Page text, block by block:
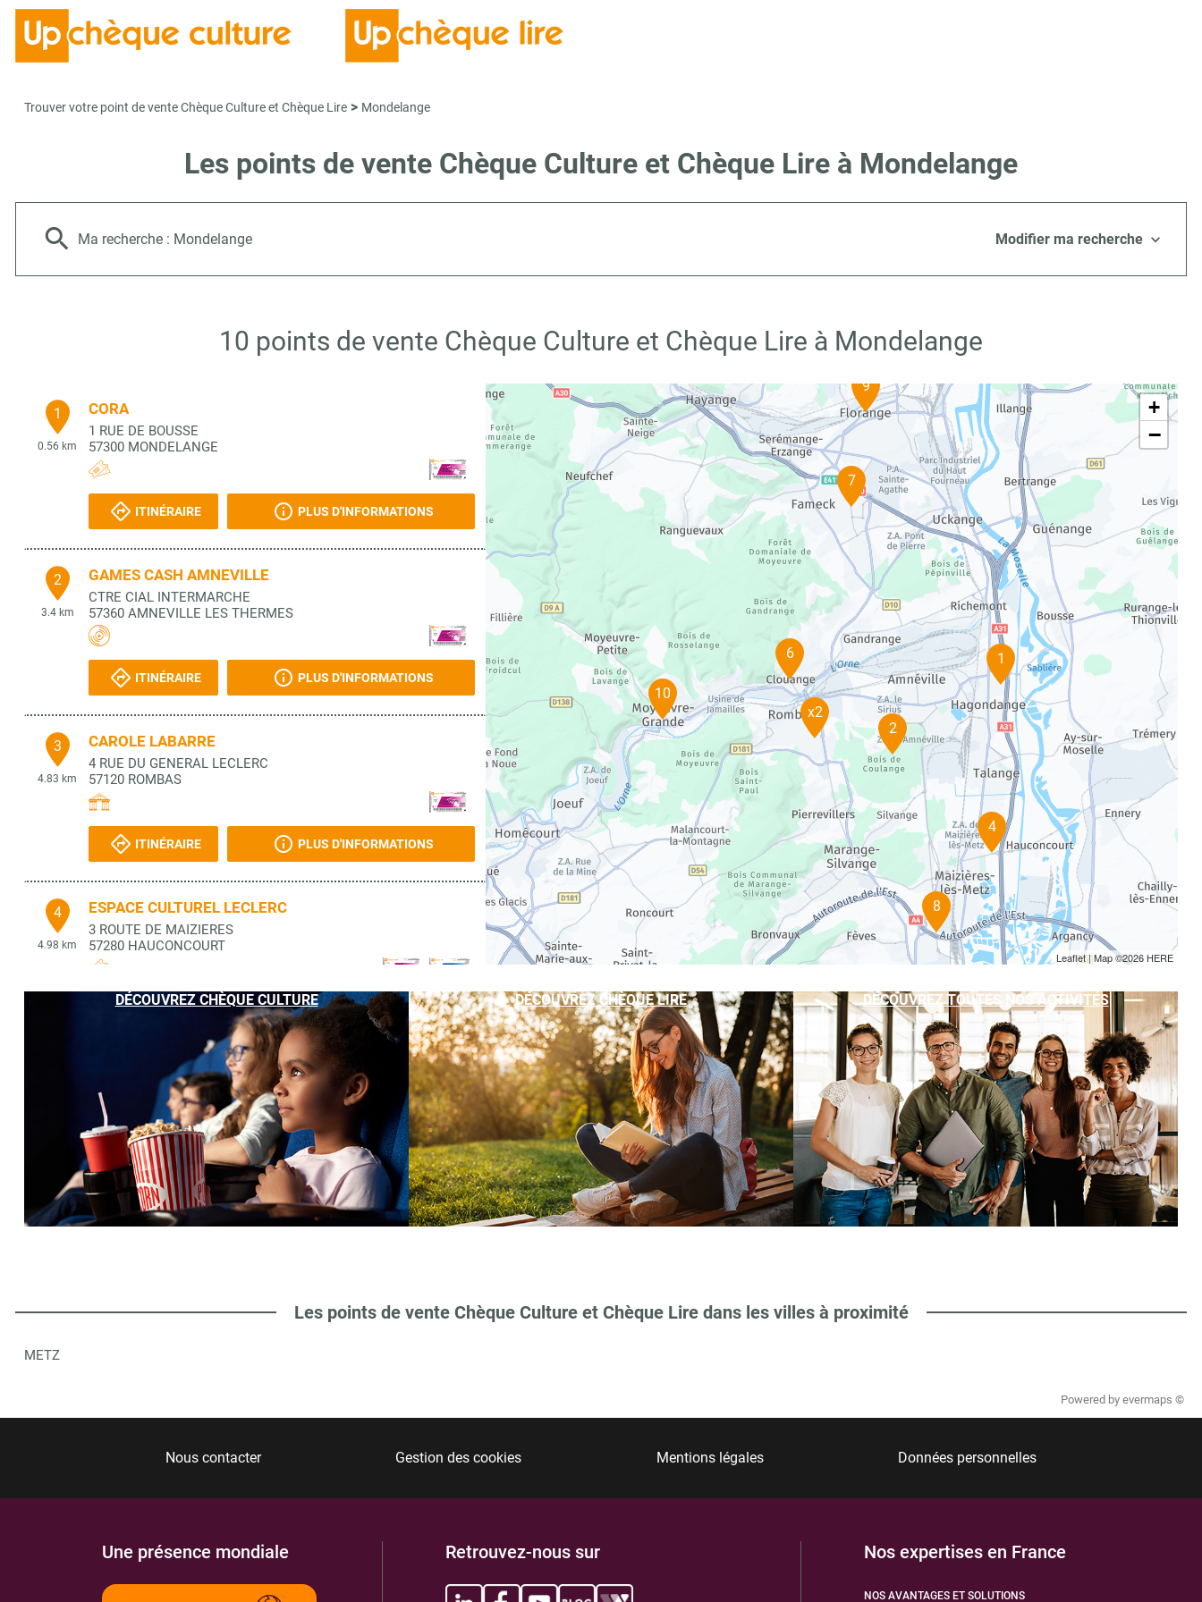
Trouver votre point de vente Chèque Culture et Chèque Lire > Mondelange
Les points de vente Chèque Culture et Chèque Lire à Mondelange
Ma recherche : Mondelange Modifier ma recherche
10 points de vente Chèque Culture et Chèque Lire à Mondelange
1
0.56 km
CORA
1 RUE DE BOUSSE
57300 MONDELANGE
ITINÉRAIRE PLUS D'INFORMATIONS
2
3.4 km
GAMES CASH AMNEVILLE
CTRE CIAL INTERMARCHE
57360 AMNEVILLE LES THERMES
ITINÉRAIRE PLUS D'INFORMATIONS
3
4.83 km
CAROLE LABARRE
4 RUE DU GENERAL LECLERC
57120 ROMBAS
ITINÉRAIRE PLUS D'INFORMATIONS
4
4.98 km
ESPACE CULTUREL LECLERC
3 ROUTE DE MAIZIERES
57280 HAUCONCOURT
ITINÉRAIRE PLUS D'INFORMATIONS
MAISON DE L'ENFANCE MOM'THEATRE
48 RUE DE VILLERS
57120
ROMBAS
ITINÉRAIRE PLUS D'INFORMATIONS
34 VOIE ROMAINE
10
6
9
7
8
4
1
2
x2
+
−
Leaflet| Map ©2026 HERE
DÉCOUVREZ CHÈQUE CULTURE DÉCOUVREZ CHÈQUE LIRE DÉCOUVREZ TOUTES NOS ACTIVITÉS
Les points de vente Chèque Culture et Chèque Lire dans les villes à proximité
METZ
Powered by evermaps ©
Nous contacter Gestion des cookies Mentions légales Données personnelles
Une présence mondiale Retrouvez-nous sur Nos expertises en France
NOS AVANTAGES ET SOLUTIONS